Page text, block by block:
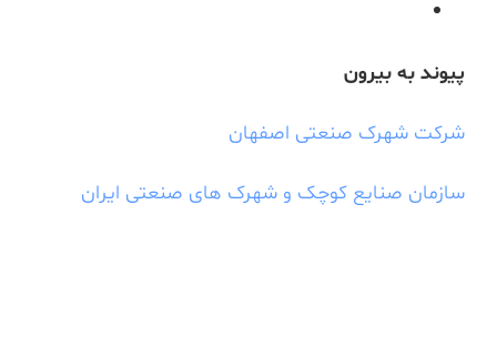
پیوند به بیرون
شرکت شهرک صنعتی اصفهان
سازمان صنایع کوچک و شهرک های صنعتی ایران